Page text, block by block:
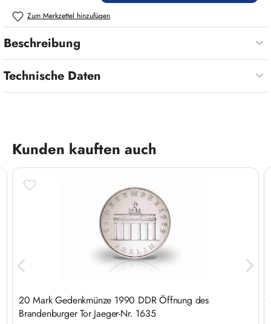
Zum Merkzettel hinzufügen
Beschreibung
Technische Daten
Produktgalerie überspringen
Kunden kauften auch
20 Mark Gedenkmünze 1990 DDR Öffnung des
Brandenburger Tor Jaeger-Nr. 1635